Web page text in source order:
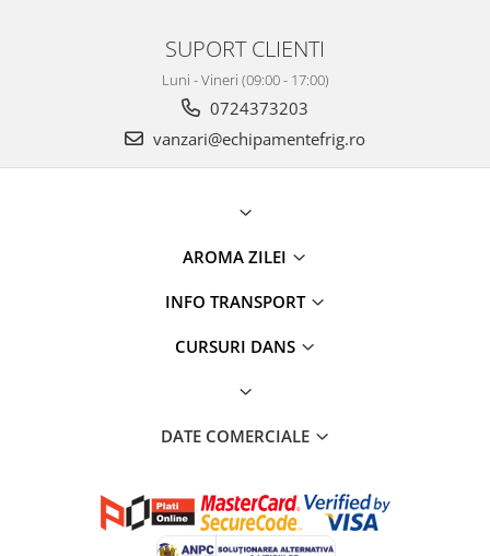
SUPORT CLIENTI
Luni - Vineri (09:00 - 17:00)
0724373203
vanzari@echipamentefrig.ro
AROMA ZILEI
INFO TRANSPORT
CURSURI DANS
DATE COMERCIALE